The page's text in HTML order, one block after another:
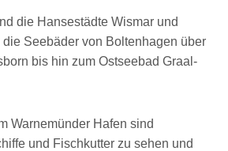
die Hansestädte Wismar und
die Seebäder von Boltenhagen über
bis hin zum Ostseebad Graal-
Warnemünder Hafen sind
und Fischkutter zu sehen und